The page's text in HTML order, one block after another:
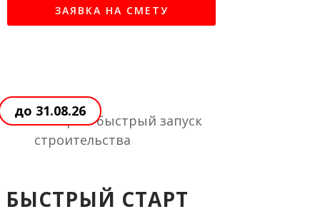
ЗАЯВКА НА СМЕТУ
до 31.08.26
БЫСТРЫЙ СТАРТ